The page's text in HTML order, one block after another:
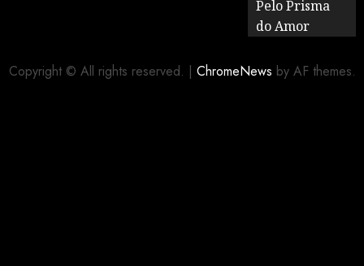
Pelo Prisma
do Amor
Copyright © All rights reserved. | ChromeNews by AF themes.